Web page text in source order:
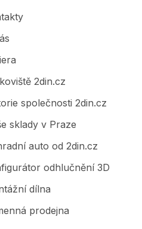
2din.cz
společnosti 2din.cz
sklady v Praze
auto od 2din.cz
odhlučnění 3D
dílna
prodejna